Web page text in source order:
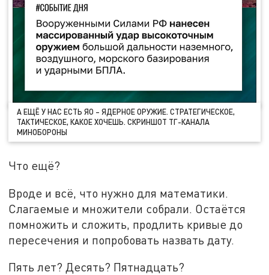
А ЕЩЁ У НАС ЕСТЬ ЯО – ЯДЕРНОЕ ОРУЖИЕ. СТРАТЕГИЧЕСКОЕ,
ТАКТИЧЕСКОЕ, КАКОЕ ХОЧЕШЬ. СКРИНШОТ ТГ-КАНАЛА
МИНОБОРОНЫ
Что ещё?
Вроде и всё, что нужно для математики.
Слагаемые и множители собрали. Остаётся
помножить и сложить, продлить кривые до
пересечения и попробовать назвать дату.
Пять лет? Десять? Пятнадцать?